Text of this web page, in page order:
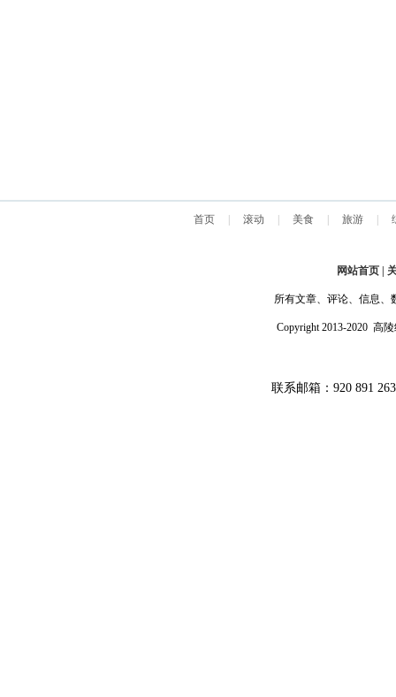
首页 滚动 美食 旅游
网站首页 |
所有文章、评论、信息、
Copyright 2013-2020 高
联系邮箱：920 891